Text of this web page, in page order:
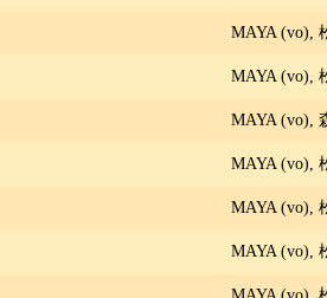
MAYA (vo),
MAYA (vo),
MAYA (vo),
MAYA (vo),
MAYA (vo),
MAYA (vo),